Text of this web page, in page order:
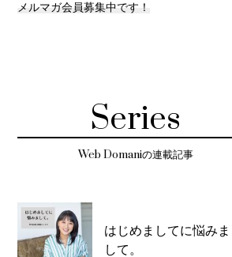
メルマガ会員募集中です！
Series
Web Domaniの連載記事
はじめましてに悩みま
して。